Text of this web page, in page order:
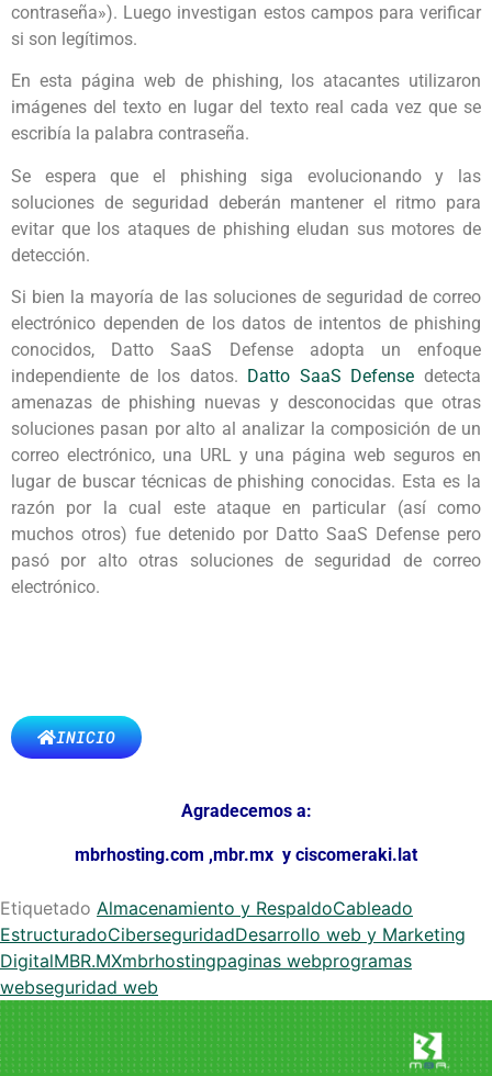
contraseña»). Luego investigan estos campos para verificar
si son legítimos.
En esta página web de phishing, los atacantes utilizaron
imágenes del texto en lugar del texto real cada vez que se
escribía la palabra contraseña.
Se espera que el phishing siga evolucionando y las
soluciones de seguridad deberán mantener el ritmo para
evitar que los ataques de phishing eludan sus motores de
detección.
Si bien la mayoría de las soluciones de seguridad de correo
electrónico dependen de los datos de intentos de phishing
conocidos, Datto SaaS Defense adopta un enfoque
independiente de los datos. Datto SaaS Defense detecta
amenazas de phishing nuevas y desconocidas que otras
soluciones pasan por alto al analizar la composición de un
correo electrónico, una URL y una página web seguros en
lugar de buscar técnicas de phishing conocidas. Esta es la
razón por la cual este ataque en particular (así como
muchos otros) fue detenido por Datto SaaS Defense pero
pasó por alto otras soluciones de seguridad de correo
electrónico.
INICIO
Agradecemos a:
mbrhosting.com ,mbr.mx y ciscomeraki.lat
Etiquetado Almacenamiento y RespaldoCableado
EstructuradoCiberseguridadDesarrollo web y Marketing
DigitalMBR.MXmbrhostingpaginas webprogramas
webseguridad web